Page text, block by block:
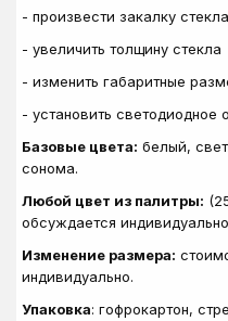
- произвести закалку стекла
- увеличить толщину стекла
- изменить габаритные
- установить светодиодное
Базовые цвета: белый,
сонома.
Любой цвет из палитры:
обсуждается
Изменение размера:
индивидуально.
Упаковка: гофрокартон,